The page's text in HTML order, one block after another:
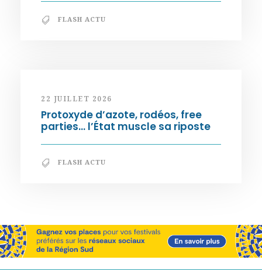
FLASH ACTU
22 JUILLET 2026
Protoxyde d’azote, rodéos, free
parties… l’État muscle sa riposte
FLASH ACTU